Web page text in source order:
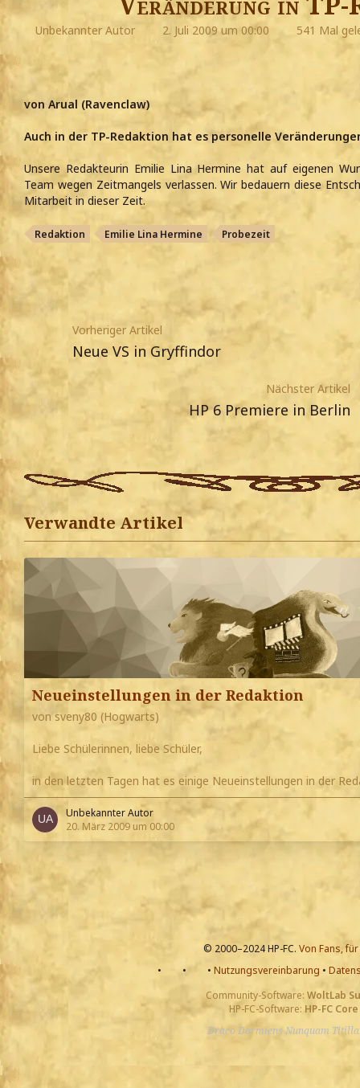
Unbekannter Autor 2. Juli 2009 um 00:00 541 Mal
von Arual (Ravenclaw)
Auch in der TP-Redaktion hat es personelle
Unsere Redakteurin Emilie Lina Hermine hat auf eigenen
Team wegen Zeitmangels verlassen. Wir bedauern diese
Mitarbeit in dieser Zeit.
Redaktion Emilie Lina Hermine Probezeit
Vorheriger Artikel
Neue VS in Gryffindor
Nächster Artikel
HP 6 Premiere in Berlin
Verwandte Artikel
Neueinstellungen in der Redaktion
von sveny80 (Hogwarts)
Liebe Schülerinnen, liebe Schüler,
in den letzten Tagen hat es einige Neueinstellungen in der
Unbekannter Autor
20. März 2009 um 00:00
© 2000–2024 HP-FC. Von Fans,
•
• • Nutzungsvereinbarung •
Community-Software: WoltLab
HP-FC-Software: HP-FC Core
Draco Dormiens Nunquam